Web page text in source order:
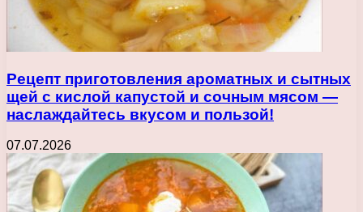
Рецепт приготовления ароматных и сытных
щей с кислой капустой и сочным мясом —
наслаждайтесь вкусом и пользой!
07.07.2026